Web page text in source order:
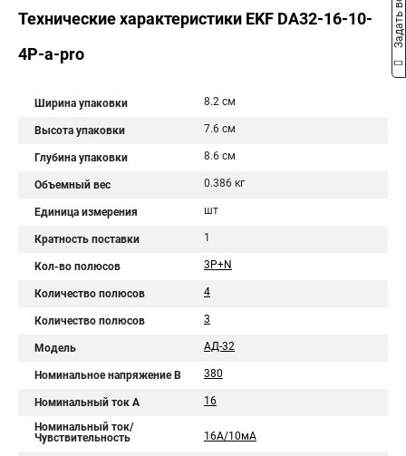
Технические характеристики EKF DA32-16-10-
4P-a-pro
Ширина упаковки 8.2 см
Высота упаковки 7.6 см
Глубина упаковки 8.6 см
Объемный вес 0.386 кг
Единица измерения шт
Кратность поставки 1
Кол-во полюсов 3P+N
Количество полюсов 4
Количество полюсов 3
Модель АД-32
Номинальное напряжение В 380
Номинальный ток A 16
Номинальный ток/
Чувствительность
16А/10мА